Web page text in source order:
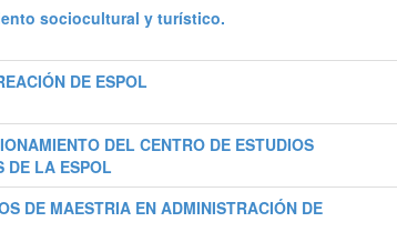
sociocultural y turístico.
DE ESPOL
DEL CENTRO DE ESTUDIOS
DE LA ESPOL
DE MAESTRIA EN ADMINISTRACIÓN DE